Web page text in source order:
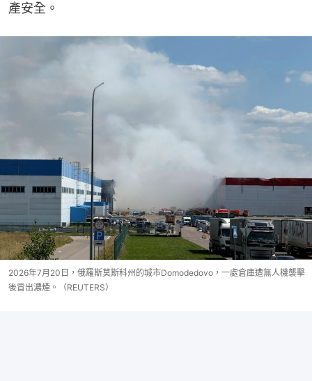
產安全。
2026年7月20日，俄羅斯莫斯科州的城市Domodedovo，一處倉庫遭無人機襲擊
後冒出濃煙。（REUTERS）